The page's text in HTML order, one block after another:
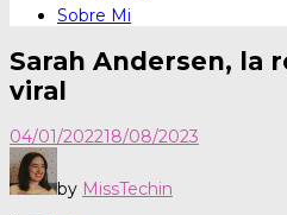
Sobre Mi
Sarah Andersen, la
viral
04/01/202218/08/2023
by MissTechin